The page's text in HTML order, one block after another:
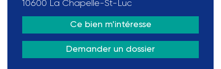
10600 La Chapelle-St-Luc
Ce bien m'intéresse
Demander un dossier